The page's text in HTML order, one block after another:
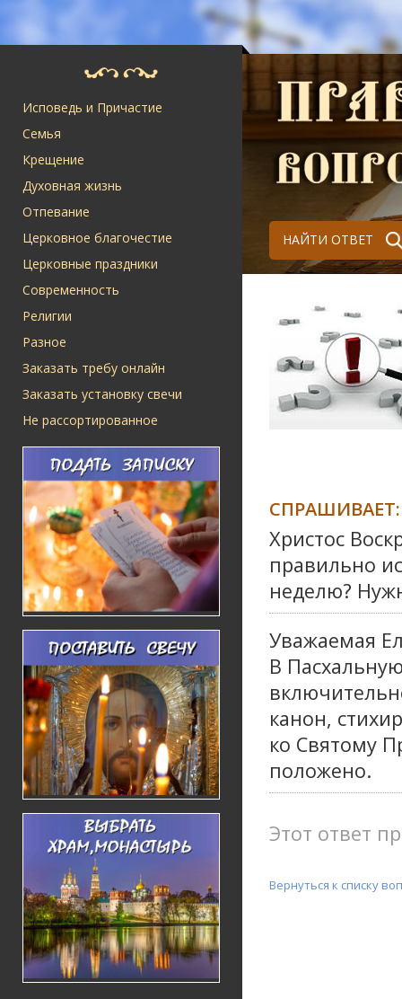
Исповедь и Причастие
Семья
Крещение
Духовная жизнь
Отпевание
Церковное благочестие
Церковные праздники
Современность
Религии
Разное
Заказать требу онлайн
Заказать установку свечи
Не рассортированное
НАЙТИ ОТВЕТ
СПРАШИВАЕТ:
Христос
правильно
неделю?
Уважаемая
В
канон,
ко Святому
положено.
Этот ответ
Вернуться к списку